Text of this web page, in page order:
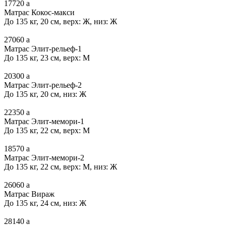
17720 a
Матрас Кокос-макси
До 135 кг, 20 см, верх: Ж, низ: Ж
27060 a
Матрас Элит-рельеф-1
До 135 кг, 23 см, верх: М
20300 a
Матрас Элит-рельеф-2
До 135 кг, 20 см, низ: Ж
22350 a
Матрас Элит-мемори-1
До 135 кг, 22 см, верх: М
18570 a
Матрас Элит-мемори-2
До 135 кг, 22 см, верх: М, низ: Ж
26060 a
Матрас Вираж
До 135 кг, 24 см, низ: Ж
28140 a